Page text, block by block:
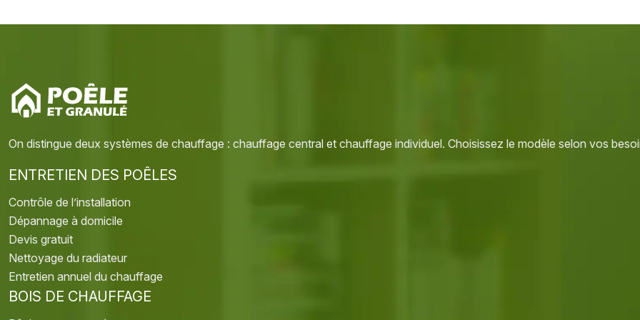
On distingue deux systèmes de chauffage : chauffage central et chauffage individuel. Choisissez le modèle selon vos
ENTRETIEN DES POÊLES
Contrôle de l’installation
Dépannage à domicile
Devis gratuit
Nettoyage du radiateur
Entretien annuel du chauffage
BOIS DE CHAUFFAGE